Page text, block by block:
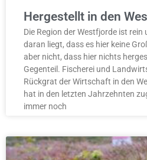
Hergestellt in den
Die Region der Westfjorde ist rein
daran liegt, dass es hier keine
aber nicht, dass hier nichts
Gegenteil. Fischerei und
Rückgrat der Wirtschaft in den
hat in den letzten Jahrzehnten
immer noch